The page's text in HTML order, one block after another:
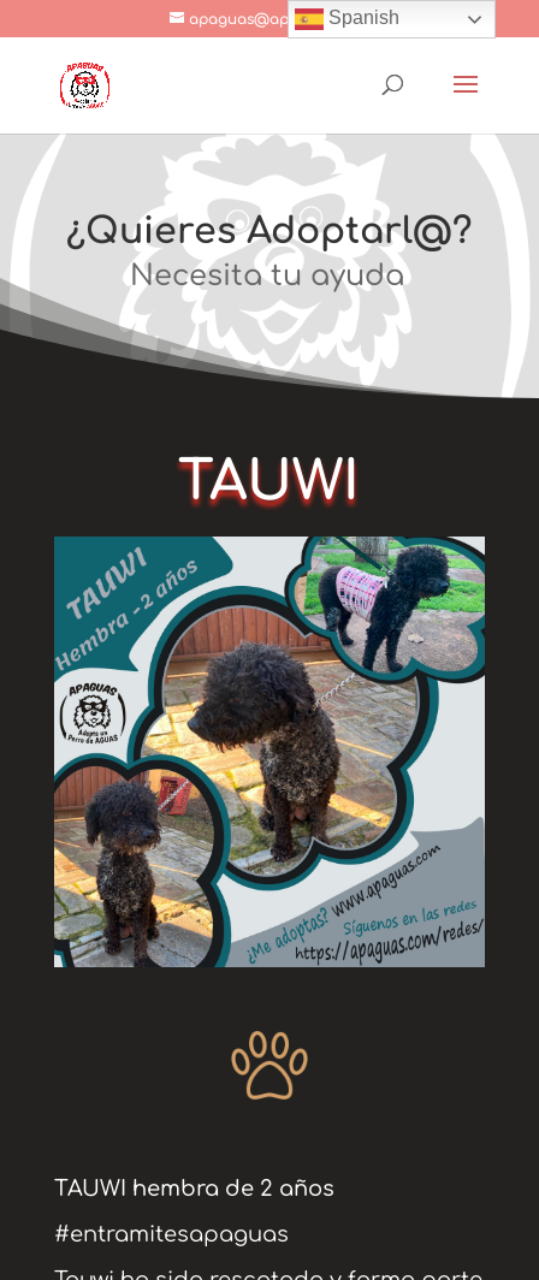
apaguas@apaguas.com
¿Quieres Adoptarl@?
Necesita tu ayuda
TAUWI
TAUWI hembra de 2 años
#entramitesapaguas
Spanish